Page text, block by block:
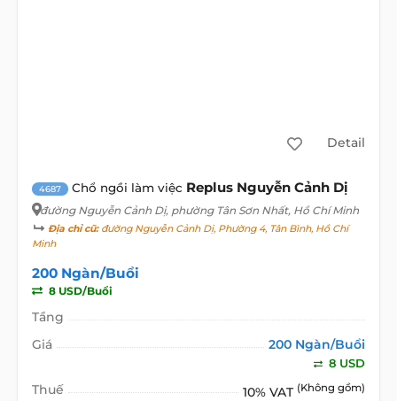
Detail
4687 Chổ ngồi làm việc Replus Nguyễn Cảnh Dị
đường Nguyễn Cảnh Dị, phường Tân Sơn Nhất, Hồ Chí Minh
Địa chỉ cũ:đường Nguyễn Cảnh Dị, Phường 4, Tân Bình, Hồ Chí
Minh
200 Ngàn/Buổi
8 USD/Buổi
Tầng
Giá
200 Ngàn/Buổi
8 USD
Thuế 10% VAT (Không gồm)